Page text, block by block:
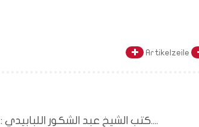
Artikelzeile
كتب الشيخ عبد الشكور اللبابيدي : من يعتقد أن مارادونا أو ميسي اسطورة  فهو....